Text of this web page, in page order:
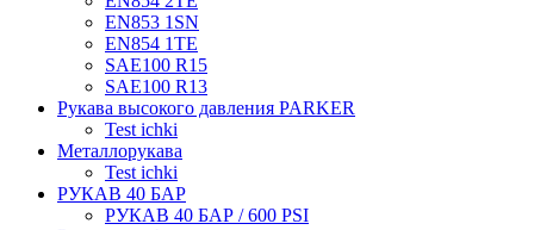
EN853 1SN
EN854 1TE
SAE100 R15
SAE100 R13
Рукава высокого давления PARKER
Test ichki
Металлорукава
Test ichki
РУКАВ 40 БАР
РУКАВ 40 БАР / 600 PSI